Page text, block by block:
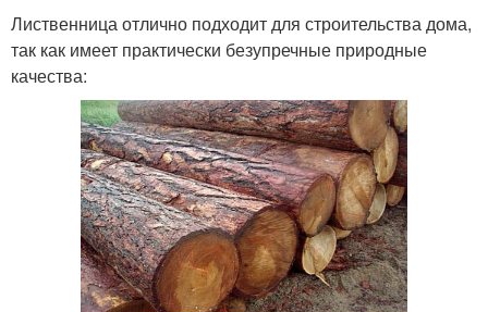
Лиственница отлично подходит для строительства дома,
так как имеет практически безупречные природные
качества: